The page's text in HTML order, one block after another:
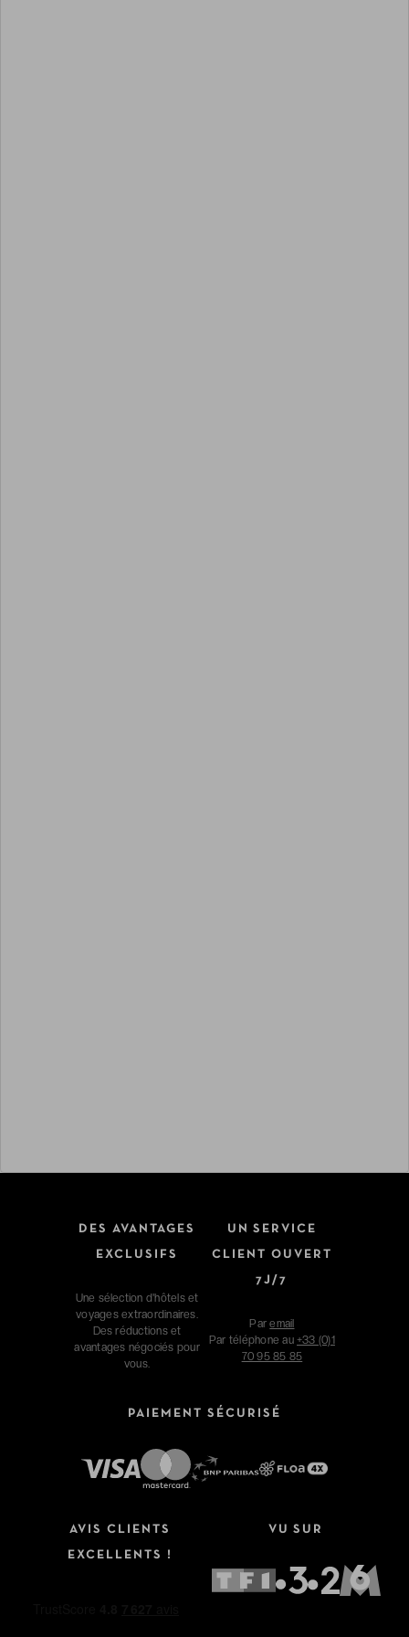
Affinez votre recherche
Type de séjour
DES AVANTAGES
EXCLUSIFS
Une sélection d'hôtels et
voyages extraordinaires.
Des réductions et
avantages négociés pour
vous.
UN SERVICE
CLIENT OUVERT
7J/7
Paremail
Par téléphone au +33 (0)1
70 95 85 85
PAIEMENT SÉCURISÉ
AVIS CLIENTS
EXCELLENTS !
VU SUR